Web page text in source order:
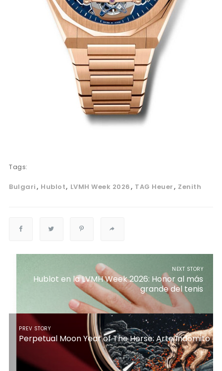
Tags:
Bulgari Hublot LVMH Week 2026 TAG Heuer Zenith
NEXT STORY
Hublot en la LVMH Week 2026: Honor al más
grande del tenis
PREV STORY
Perpetual Moon Year of The Horse: Arte Indómito